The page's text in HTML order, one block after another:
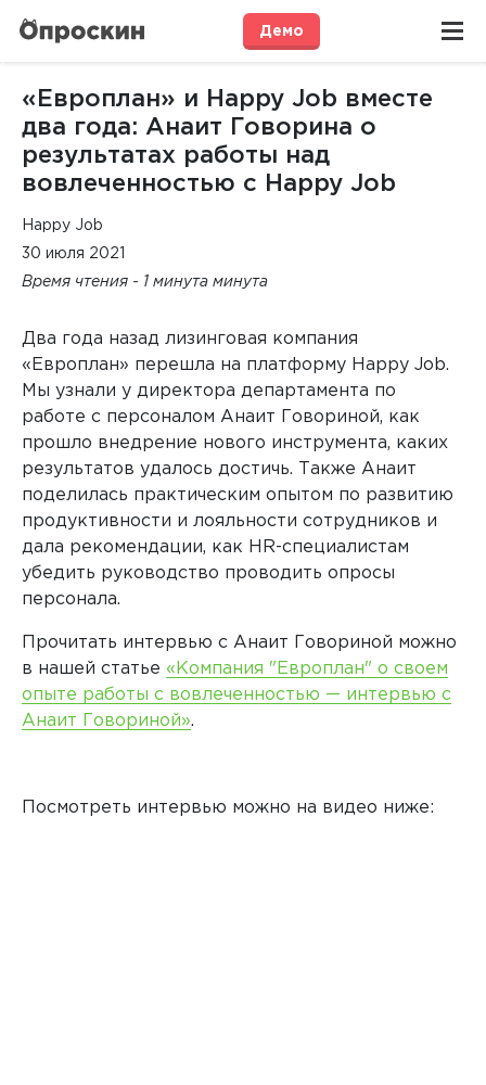
Демо
«Европлан» и Happy Job вместе
два года: Анаит Говорина о
результатах работы над
вовлеченностью с Happy Job
Happy Job
30 июля 2021
Время чтения - 1 минута минута
Два года назад лизинговая компания
«Европлан» перешла на платформу Happy Job.
Мы узнали у директора департамента по
работе с персоналом Анаит Говориной, как
прошло внедрение нового инструмента, каких
результатов удалось достичь. Также Анаит
поделилась практическим опытом по развитию
продуктивности и лояльности сотрудников и
дала рекомендации, как HR-специалистам
убедить руководство проводить опросы
персонала.
Прочитать интервью с Анаит Говориной можно
в нашей статье «Компания "Европлан" о своем
опыте работы с вовлеченностью — интервью с
Анаит Говориной».
Посмотреть интервью можно на видео ниже: